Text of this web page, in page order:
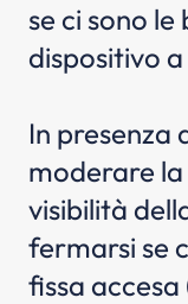
se ci sono
dispositivo a
In presenza
moderare
visibilità
fermarsi se
fissa accesa